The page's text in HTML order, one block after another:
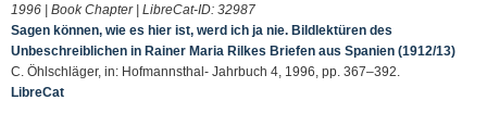
1996 | Book Chapter | LibreCat-ID: 32987
Sagen können, wie es hier ist, werd ich ja nie. Bildlektüren des
Unbeschreiblichen in Rainer Maria Rilkes Briefen aus Spanien (1912/13)
C. Öhlschläger, in: Hofmannsthal- Jahrbuch 4, 1996, pp. 367–392.
LibreCat